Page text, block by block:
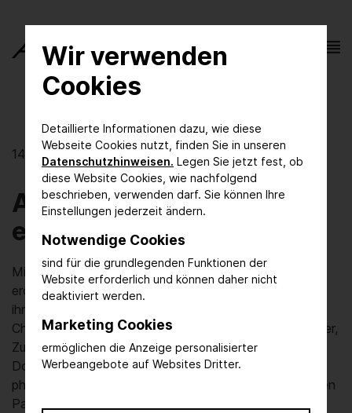
Wir verwenden
Cookies
Detaillierte Informationen dazu, wie diese
Webseite Cookies nutzt, finden Sie in unseren
Datenschutzhinweisen. Legen Sie jetzt fest, ob
diese Website Cookies, wie nachfolgend
beschrieben, verwenden darf. Sie können Ihre
Einstellungen jederzeit ändern.
Notwendige Cookies
sind für die grundlegenden Funktionen der
Website erforderlich und können daher nicht
deaktiviert werden.
Marketing Cookies
ermöglichen die Anzeige personalisierter
Werbeangebote auf Websites Dritter.
14.10.2025
AchemAsia 2025
eröffnet in Shanghai
Mit 267 Ausstellern aus 14 Ländern und Regionen
eröffnete heute die 12. AchemAsia in Shanghai/China
ihre Tore. Mit dem Fokus auf nachhaltiger
Chemieproduktion zeigen Anlagen- und Gerätehersteller,
Zulieferer der Prozessindustrie und Dienstleister bis
Donnerstag aktuelle Lösungen für die chemische und
pharmazeutische Industrie. Im Rahmen eines deutschen
Pavillons präsentieren Unternehmen aus Deutschland